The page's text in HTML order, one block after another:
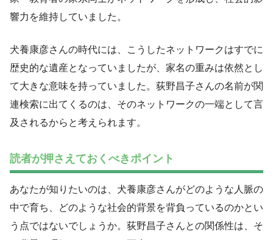
響力を維持していました。
犬養康彦さんの時代には、こうしたネットワークはすでに
歴史的な遺産となっていましたが、家名の重みは依然とし
て大きな意味を持っていました。荻野昌子さんの名前が関
連検索に出てくるのは、そのネットワークの一端として言
及されるからと考えられます。
読者が押さえておくべきポイント
あなたが知りたいのは、犬養康彦さんがどのような人脈の
中で育ち、どのような社会的背景を背負っているのかとい
う点ではないでしょうか。荻野昌子さんとの関係性は、そ